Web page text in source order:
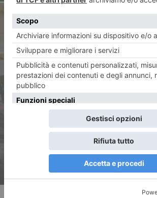
ARTICOLO SUCCESSIVO
Giovane professore
morto nel